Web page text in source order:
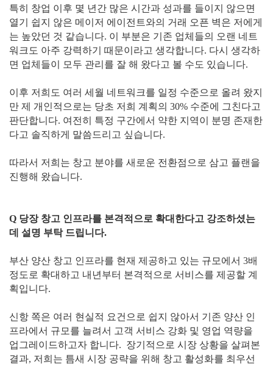
특히 창업 이후 몇 년간 많은 시간과 성과를 들이지 않으면
열기 쉽지 않은 메이저 에이전트와의 거래 오픈 벽은 저에게
는 높았던 것 같습니다. 이 부분은 기존 업체들의 오랜 네트
워크도 아주 강력하기 때문이라고 생각합니다. 다시 생각하
면 업체들이 모두 관리를 잘 해 왔다고 볼 수도 있습니다.
이후 저희도 여러 세월 네트워크를 일정 수준으로 올려 왔지
만 제 개인적으로는 당초 저희 계획의 30% 수준에 그친다고
판단합니다. 여전히 특정 구간에서 약한 지역이 분명 존재한
다고 솔직하게 말씀드리고 싶습니다.
따라서 저희는 창고 분야를 새로운 전환점으로 삼고 플랜을
진행해 왔습니다.
Q 당장 창고 인프라를 본격적으로 확대한다고 강조하셨는
데 설명 부탁 드립니다.
부산 양산 창고 인프라를 현재 제공하고 있는 규모에서 3배
정도로 확대하고 내년부터 본격적으로 서비스를 제공할 계
획입니다.
신항 쪽은 여러 현실적 요건으로 쉽지 않아서 기존 양산 인
프라에서 규모를 늘려서 고객 서비스 강화 및 영업 역량을
업그레이드하고자 합니다. 장기적으로 시장 상황을 살펴본
결과, 저희는 틈새 시장 공략을 위해 창고 활성화를 최우선